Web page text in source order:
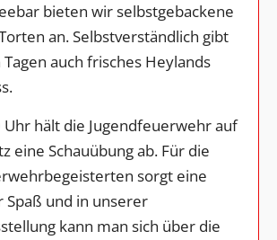
bieten wir selbstgebackene
an. Selbstverständlich gibt
auch frisches Heylands
Uhr hält die Jugendfeuerwehr auf
eine Schauübung ab. Für die
sorgt eine
und in unserer
kann man sich über die